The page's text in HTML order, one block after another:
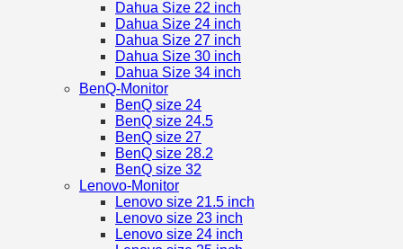
Dahua Size 22 inch
Dahua Size 24 inch
Dahua Size 27 inch
Dahua Size 30 inch
Dahua Size 34 inch
BenQ-Monitor
BenQ size 24
BenQ size 24.5
BenQ size 27
BenQ size 28.2
BenQ size 32
Lenovo-Monitor
Lenovo size 21.5 inch
Lenovo size 23 inch
Lenovo size 24 inch